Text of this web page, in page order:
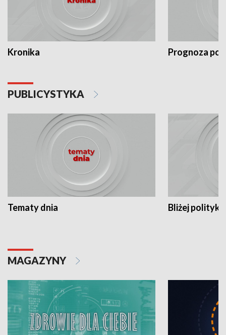
Kronika Prognoza
PUBLICYSTYKA
Tematy dnia Bliżej polityki
MAGAZYNY